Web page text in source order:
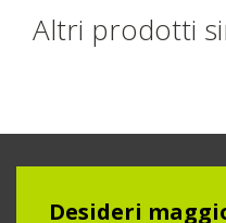
Altri prodotti
Desideri